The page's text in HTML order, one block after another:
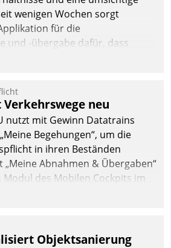
wenigen Wochen sorgt
für die
und -übergabe dafür, dass
kommen und, so es sein muss,
neu
nutzt mit Gewinn Datatrains
Begehungen“, um die
in ihren Beständen
Abnahmen & Übergaben“
des Mobilen Cockpits im
Objektsanierung